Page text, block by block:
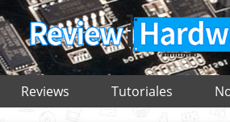
Reviews Tutoriales